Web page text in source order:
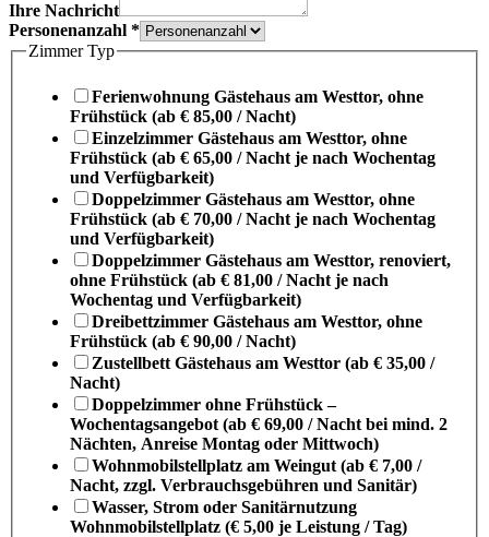
Ihre Nachricht
Personenanzahl *
Zimmer Typ
Ferienwohnung Gästehaus am Westtor, ohne
Frühstück (ab € 85,00 / Nacht)
Einzelzimmer Gästehaus am Westtor, ohne
Frühstück (ab € 65,00 / Nacht je nach Wochentag
und Verfügbarkeit)
Doppelzimmer Gästehaus am Westtor, ohne
Frühstück (ab € 70,00 / Nacht je nach Wochentag
und Verfügbarkeit)
Doppelzimmer Gästehaus am Westtor, renoviert,
ohne Frühstück (ab € 81,00 / Nacht je nach
Wochentag und Verfügbarkeit)
Dreibettzimmer Gästehaus am Westtor, ohne
Frühstück (ab € 90,00 / Nacht)
Zustellbett Gästehaus am Westtor (ab € 35,00 /
Nacht)
Doppelzimmer ohne Frühstück –
Wochentagsangebot (ab € 69,00 / Nacht bei mind. 2
Nächten, Anreise Montag oder Mittwoch)
Wohnmobilstellplatz am Weingut (ab € 7,00 /
Nacht, zzgl. Verbrauchsgebühren und Sanitär)
Wasser, Strom oder Sanitärnutzung
Wohnmobilstellplatz (€ 5,00 je Leistung / Tag)